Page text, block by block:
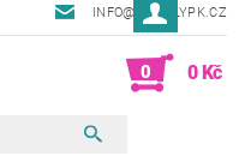
INFO@MODELYPK.CZ
0 0 Kč